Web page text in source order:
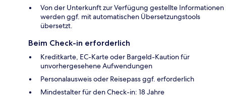
Von der Unterkunft zur Verfügung gestellte Informationen
werden ggf. mit automatischen Übersetzungstools
übersetzt.
Beim Check-in erforderlich
Kreditkarte, EC-Karte oder Bargeld-Kaution für
unvorhergesehene Aufwendungen
Personalausweis oder Reisepass ggf. erforderlich
Mindestalter für den Check-in: 18 Jahre